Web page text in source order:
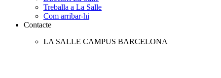
Treballa a La Salle
Com arribar-hi
Contacte
LA SALLE CAMPUS BARCELONA